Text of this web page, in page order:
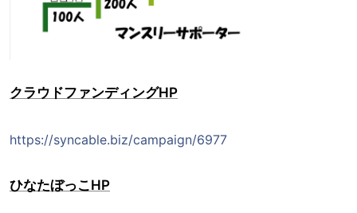
クラウドファンディングHP
https://syncable.biz/campaign/6977
ひなたぼっこHP